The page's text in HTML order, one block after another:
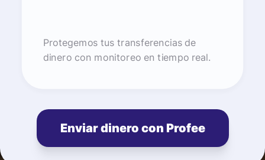
Protegemos tus transferencias de
dinero con monitoreo en tiempo real.
Enviar dinero con Profee